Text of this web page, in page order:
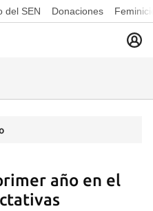
del SEN Donaciones
año en el